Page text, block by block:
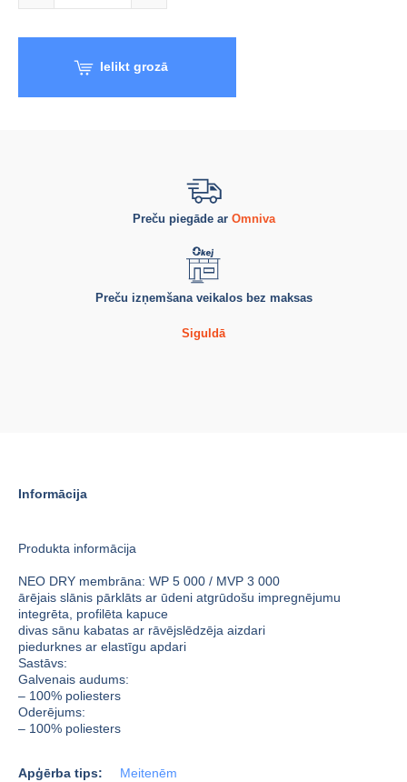
Ielikt grozā
Preču piegāde ar Omniva
Preču izņemšana veikalos bez maksas
Siguldā
Informācija
Produkta informācija
NEO DRY membrāna: WP 5 000 / MVP 3 000
ārējais slānis pārklāts ar ūdeni atgrūdošu impregnējumu
integrēta, profilēta kapuce
divas sānu kabatas ar rāvējslēdzēja aizdari
piedurknes ar elastīgu apdari
Sastāvs:
Galvenais audums:
– 100% poliesters
Oderējums:
– 100% poliesters
Apģērba tips: Meitenēm